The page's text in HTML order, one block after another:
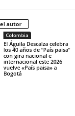
autor
Colombia
El Águila Descalza celebra
los 40 años de “País paisa”
con gira nacional e
internacional este 2026
vuelve «País paisa» a
Bogotá